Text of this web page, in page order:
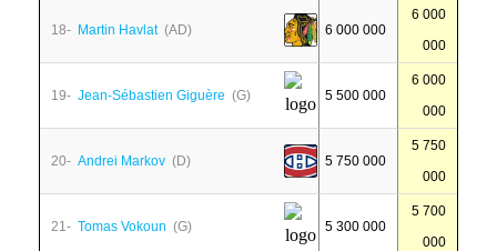
18- Martin Havlat(AD) 6 000 000
6 000
000
19- Jean-Sébastien Giguère (G) 5 500 000
6 000
000
20- Andrei Markov (D) 5 750 000
5 750
000
21- Tomas Vokoun (G) 5 300 000
5 700
000